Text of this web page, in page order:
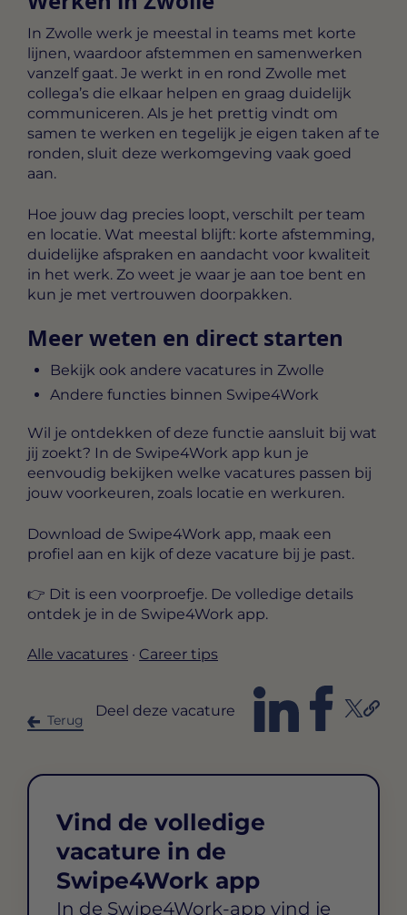
In Zwolle werk je meestal in teams met korte
lijnen, waardoor afstemmen en samenwerken
vanzelf gaat. Je werkt in en rond Zwolle met
collega’s die elkaar helpen en graag duidelijk
communiceren. Als je het prettig vindt om
samen te werken en tegelijk je eigen taken af te
ronden, sluit deze werkomgeving vaak goed
aan.
Hoe jouw dag precies loopt, verschilt per team
en locatie. Wat meestal blijft: korte afstemming,
duidelijke afspraken en aandacht voor kwaliteit
in het werk. Zo weet je waar je aan toe bent en
kun je met vertrouwen doorpakken.
Meer weten en direct starten
Bekijk ook andere vacatures in Zwolle
Andere functies binnen Swipe4Work
Wil je ontdekken of deze functie aansluit bij wat
jij zoekt? In de Swipe4Work app kun je
eenvoudig bekijken welke vacatures passen bij
jouw voorkeuren, zoals locatie en werkuren.
Download de Swipe4Work app, maak een
profiel aan en kijk of deze vacature bij je past.
👉 Dit is een voorproefje. De volledige details
ontdek je in de Swipe4Work app.
Alle vacatures · Career tips
Terug
Deel deze vacature
Vind de volledige
vacature in de
Swipe4Work app
In de Swipe4Work-app vind je